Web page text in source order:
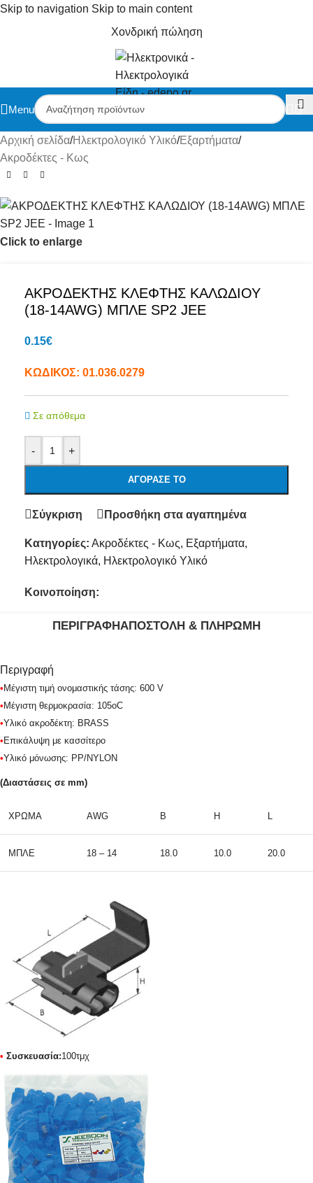
Skip to navigation Skip to main content
Χονδρική πώληση
Menu
Αρχική σελίδα/Ηλεκτρολογικό Υλικό/Εξαρτήματα/
Ακροδέκτες - Κως
Click to enlarge
ΑΚΡΟΔΕΚΤΗΣ ΚΛΕΦΤHΣ ΚΑΛΩΔΙΟΥ
(18-14AWG) ΜΠΛΕ SP2 JEE
0.15€
ΚΩΔΙΚΟΣ: 01.036.0279
Σε απόθεμα
- +
ΑΓΌΡΑΣΕ ΤΟ
Σύγκριση Προσθήκη στα αγαπημένα
Κατηγορίες: Ακροδέκτες - Κως, Εξαρτήματα,
Ηλεκτρολογικά, Ηλεκτρολογικό Υλικό
Κοινοποίηση:
ΠΕΡΙΓΡΑΦΉΑΠΟΣΤΟΛΉ & ΠΛΗΡΩΜΉ
Περιγραφή
• Μέγιστη τιμή ονομαστικής τάσης: 600 V
• Μέγιστη θερμοκρασία: 105oC
•Υλικό ακροδέκτη: BRASS
• Επικάλυψη με κασσίτερο
•Υλικό μόνωσης: PP/NYLON
(Διαστάσεις σε mm)
ΧΡΩΜΑ AWG B H L
ΜΠΛΕ 18 – 14 18.0 10.0 20.0
• Συσκευασία:100τμχ